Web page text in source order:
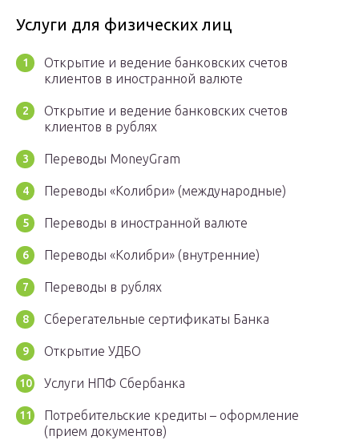
Услуги для физических лиц
Открытие и ведение банковских счетов
клиентов в иностранной валюте
Открытие и ведение банковских счетов
клиентов в рублях
Переводы MoneyGram
Переводы «Колибри» (международные)
Переводы в иностранной валюте
Переводы «Колибри» (внутренние)
Переводы в рублях
Сберегательные сертификаты Банка
Открытие УДБО
Услуги НПФ Сбербанка
Потребительские кредиты – оформление
(прием документов)